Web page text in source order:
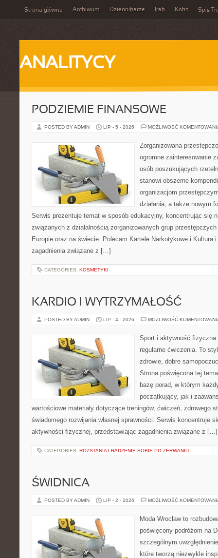
Strona główna Archiwum Dziennikarze Irak Koks Spis
ANALITYCY
PODZIEMIE FINANSOWE
POSTED BY ADMIN LIP - 5 - 2026 MOŻLIWOŚĆ
Zorganizowana
ogromne zainteresowanie
osób poszukujących
stanowi obszerne
organizacjom
działania, a także nowym
Serwis prezentuje temat w sposób edukacyjny, koncentrując się
związanych z działalnością zorganizowanych grup
Europie oraz na świecie. Polecam Kartele Narkotykowe i Kultura
zagadnienia związane z […]
CATEGORIES: KOSMETYKI
KARDIO I WYTRZYMAŁOŚĆ
POSTED BY ADMIN LIP - 4 - 2026 MOŻLIWOŚĆ
Sport i aktywność
regularne ćwiczenia. To
zdrowie, dobre
Strona poświęcona tej
bazę porad, w którym
początkujący, jak i
wartościowe materiały dotyczące treningów, ćwiczeń, zdrowego
świadomego rozwijania własnej sprawności. Serwis koncentruje
aktywności fizycznej, przedstawiając zagadnienia związane z […]
CATEGORIES: ROZSTANIA I RADZENIE SOBIE PO ZERWANIU
ŚWIDNICA
POSTED BY ADMIN LIP - 2 - 2026 MOŻLIWOŚĆ
Moda Wrocław to
poświęcony podróżom na
szczególnym
które tworzą niezwykle